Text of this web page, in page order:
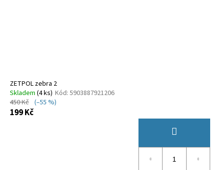
ZETPOL zebra 2
Skladem (4 ks) Kód: 5903887921206
450 Kč (–55 %)
199 Kč